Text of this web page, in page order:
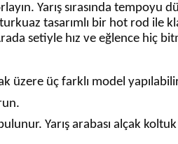
Yarış sırasında tempoyu
tasarımlı bir hot rod ile
setiyle hız ve eğlence hiç
üzere üç farklı model
Yarış arabası alçak koltuk